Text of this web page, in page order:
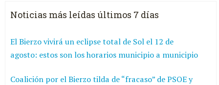
Noticias más leídas últimos 7 días
El Bierzo vivirá un eclipse total de Sol el 12 de
agosto: estos son los horarios municipio a municipio
Coalición por el Bierzo tilda de “fracaso” de PSOE y